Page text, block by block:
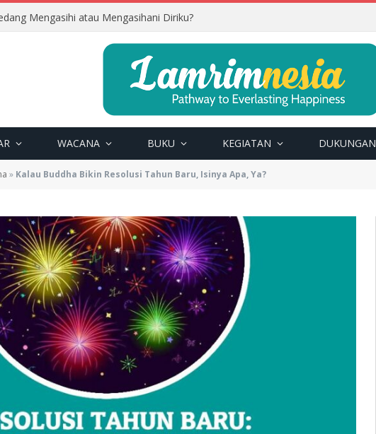
Mengasihi atau Mengasihani Diriku?
WACANA BUKU KEGIATAN DUKUNGAN
» Kalau Buddha Bikin Resolusi Tahun Baru, Isinya Apa, Ya?